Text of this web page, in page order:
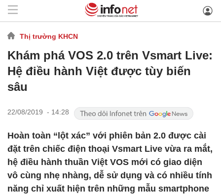
Thị trường KHCN
Khám phá VOS 2.0 trên Vsmart Live:
Hệ điều hành Việt được tùy biến
sâu
22/08/2019 - 14:28
Hoàn toàn “lột xác” với phiên bản 2.0 được cài
đặt trên chiếc điện thoại Vsmart Live vừa ra mắt,
hệ điều hành thuần Việt VOS mới có giao diện
vô cùng nhẹ nhàng, dễ sử dụng và có nhiều tính
năng chỉ xuất hiện trên những mẫu smartphone